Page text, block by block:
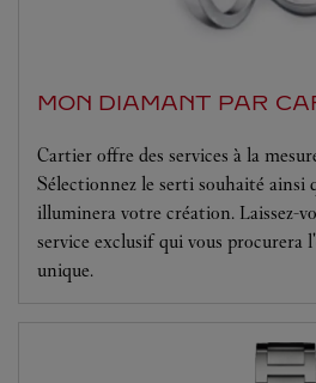
MON DIAMANT PAR
Cartier offre des services à la
Sélectionnez le serti souhaité ainsi
illuminera votre création. Laissez-
service exclusif qui vous
unique.